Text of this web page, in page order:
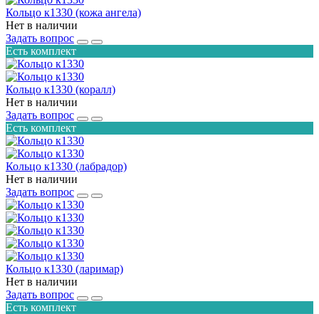
Кольцо к1330 (кожа ангела)
Нет в наличии
Задать вопрос
Есть комплект
Кольцо к1330 (коралл)
Нет в наличии
Задать вопрос
Есть комплект
Кольцо к1330 (лабрадор)
Нет в наличии
Задать вопрос
Кольцо к1330 (ларимар)
Нет в наличии
Задать вопрос
Есть комплект